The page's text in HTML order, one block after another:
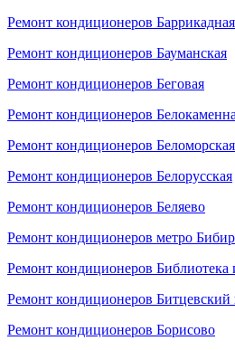
Ремонт кондиционеров Баррикадная
Ремонт кондиционеров Бауманская
Ремонт кондиционеров Беговая
Ремонт кондиционеров
Ремонт кондиционеров Беломорская
Ремонт кондиционеров Белорусская
Ремонт кондиционеров Беляево
Ремонт кондиционеров метро
Ремонт кондиционеров
Ремонт кондиционеров Битцевский
Ремонт кондиционеров Борисово